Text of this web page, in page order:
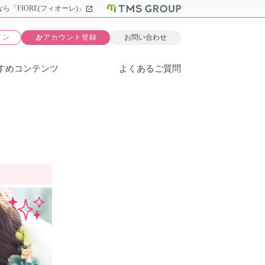
「FIORE(フィオーレ)」 open_in_new
ン person_addアカウント登録 お問い合わせ
めコンテンツ よくあるご質問